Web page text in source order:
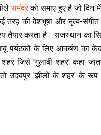
समंदरको समाए हुए है जो दिन में
तरह की वेशभूषा और नृत्य-
तैयार करता है। राजस्थान का
पर्यटकों के लिए आकर्षण का
जिसे 'गुलाबी शहर' कहा
उदयपुर 'झीलों के शहर' के रूप में